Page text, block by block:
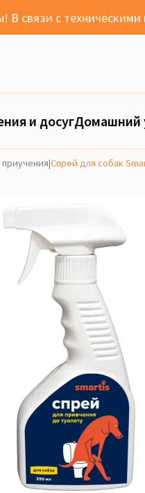
В связи с
и досугДомашний
|Спрей для собак